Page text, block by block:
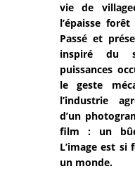
vie de
l’épaisse
Passé et
inspiré du
puissances
le geste
l’industrie
d’un
film : un
L’image est si
un monde.